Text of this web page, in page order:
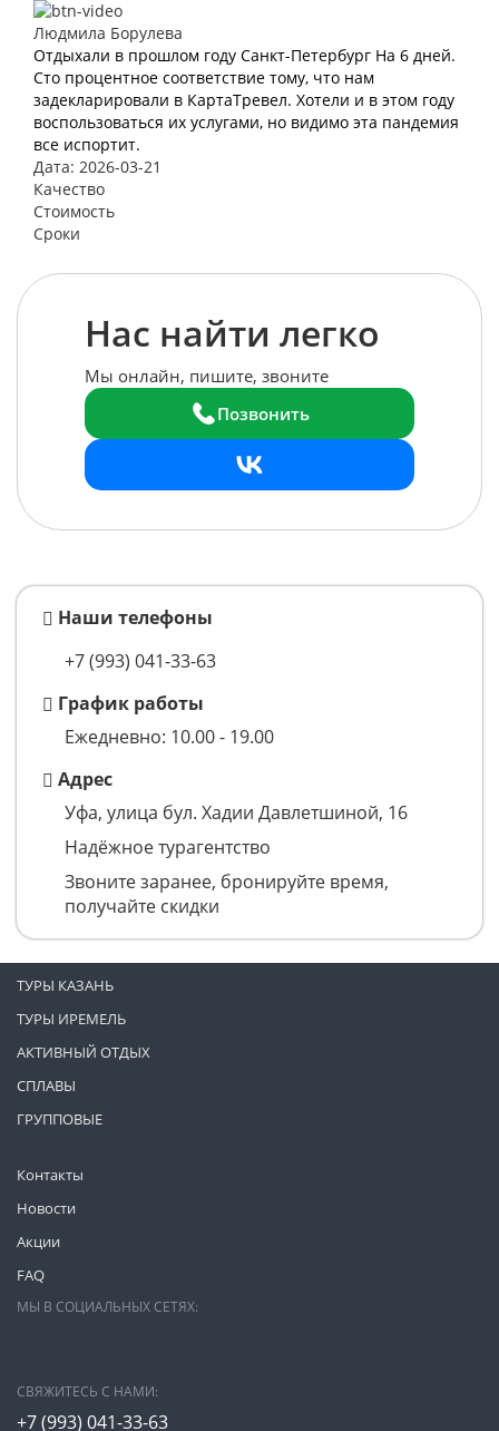
Людмила Борулева
Отдыхали в прошлом году Санкт-Петербург На 6 дней.
Сто процентное соответствие тому, что нам
задекларировали в КартаТревел. Хотели и в этом году
воспользоваться их услугами, но видимо эта пандемия
все испортит.
Дата: 2026-03-21
Качество
Стоимость
Сроки
Нас найти легко
Мы онлайн, пишите, звоните
Позвонить
Наши телефоны
+7 (993) 041-33-63
График работы
Ежедневно: 10.00 - 19.00
Адрес
Уфа, улица бул. Хадии Давлетшиной, 16
Надёжное турагентство
Звоните заранее, бронируйте время,
получайте скидки
Контакты
Новости
Акции
FAQ
ТУРЫ КАЗАНЬ
ТУРЫ ИРЕМЕЛЬ
АКТИВНЫЙ ОТДЫХ
СПЛАВЫ
ГРУППОВЫЕ
МЫ В СОЦИАЛЬНЫХ СЕТЯХ:
СВЯЖИТЕСЬ С НАМИ:
+7 (993) 041-33-63